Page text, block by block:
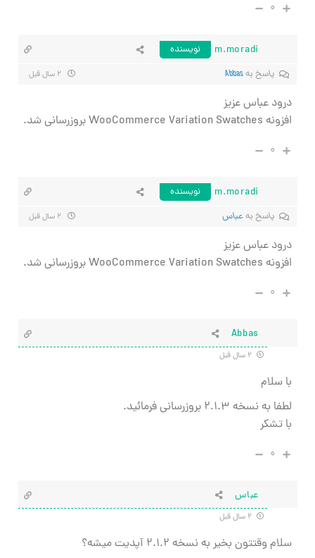
۰
m.moradi
نویسنده
پاسخ بهAbbas
درود عباس عزیز
افزونه WooCommerce Variation Swatches بروزرسانی شد.
۰
m.moradi
نویسنده
پاسخ بهعباس
درود عباس عزیز
افزونه WooCommerce Variation Swatches بروزرسانی شد.
۰
Abbas
با سلام
لطفا به نسخه ۲.۱.۳ بروزرسانی فرمائید.
با تشکر
۰
عباس
سلام وقتتون بخیر به نسخه ۲.۱.۲ آپدیت میشه؟